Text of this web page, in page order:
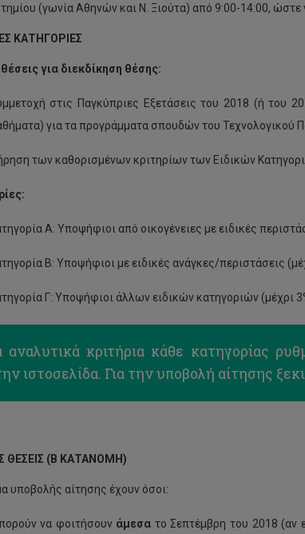
(γωνία Αθηνών και Ν. Ξιούτα) από 9:00-14:00, ώστε
ΚΑΤΗΓΟΡΙΕΣ
για διεκδίκηση θέσης:
στις Παγκύπριες Εξετάσεις του 2018 (ή του
για τα προγράμματα σπουδών του Τεχνολογικού
των καθορισμένων κριτηρίων των Ειδικών
Α: Υποψήφιοι από οικογένειες με ειδικές
Β: Υποψήφιοι με ειδικές ανάγκες/περιστάσεις
Γ: Υποψήφιοι άλλων ειδικών κατηγοριών (μέχρι
αναλυτικά κριτήρια κάθε κατηγορίας
ιστοσελίδα. Για την υποβολή αίτησης
ΘΕΣΕΙΣ (Β ΚΑΤΑΝΟΜΗ)
υποβολής αίτησης έχουν όσοι:
να φοιτήσουν άμεσα το Σεπτέμβρη του 2018 (αν